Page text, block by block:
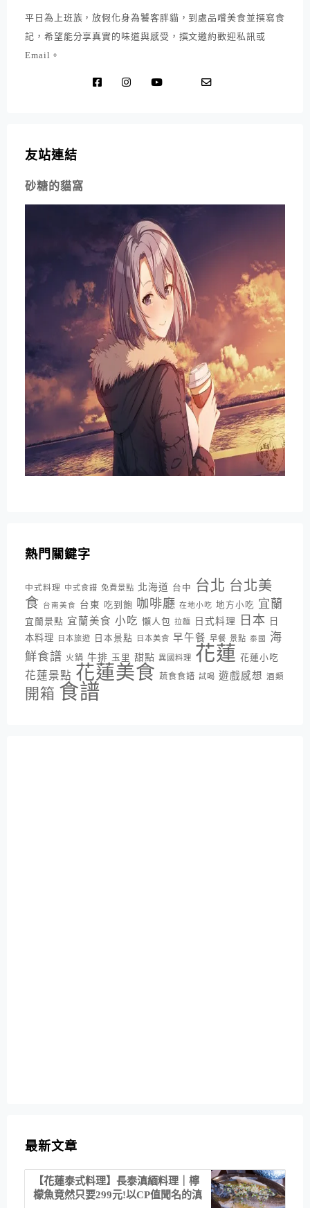
平日為上班族，放假化身為饕客胖貓，到處品嚐美食並撰寫食
記，希望能分享真實的味道與感受，撰文邀約歡迎私訊或
Email。
友站連結
砂糖的貓窩
熱門關鍵字
中式料理 中式食譜 免費景點 北海道 台中 台北 台北美
食 台南美食 台東 吃到飽 咖啡廳 在地小吃 地方小吃 宜蘭
宜蘭景點 宜蘭美食 小吃 懶人包 拉麵 日式料理 日本 日
本料理
日本旅遊 日本景點 日本美食 早午餐 早餐 景點 泰國
海
鮮食譜 火鍋 牛排 玉里 甜點 異國料理 花蓮 花蓮小吃
花蓮景點 花蓮美食 蔬食食譜 試喝 遊戲感想 酒類
開箱 食譜
最新文章
【花蓮泰式料理】長泰滇緬料理｜檸
檬魚竟然只要299元!以CP值聞名的滇